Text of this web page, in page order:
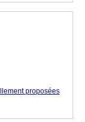
proposées